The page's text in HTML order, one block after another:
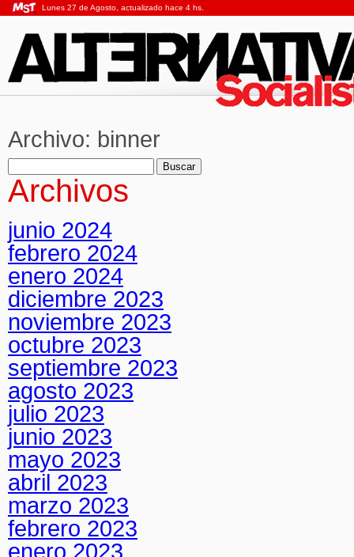
Lunes 27 de Agosto, actualizado hace 4 hs.
Archivo: binner
Buscar:
Archivos
junio 2024
febrero 2024
enero 2024
diciembre 2023
noviembre 2023
octubre 2023
septiembre 2023
agosto 2023
julio 2023
junio 2023
mayo 2023
abril 2023
marzo 2023
febrero 2023
enero 2023